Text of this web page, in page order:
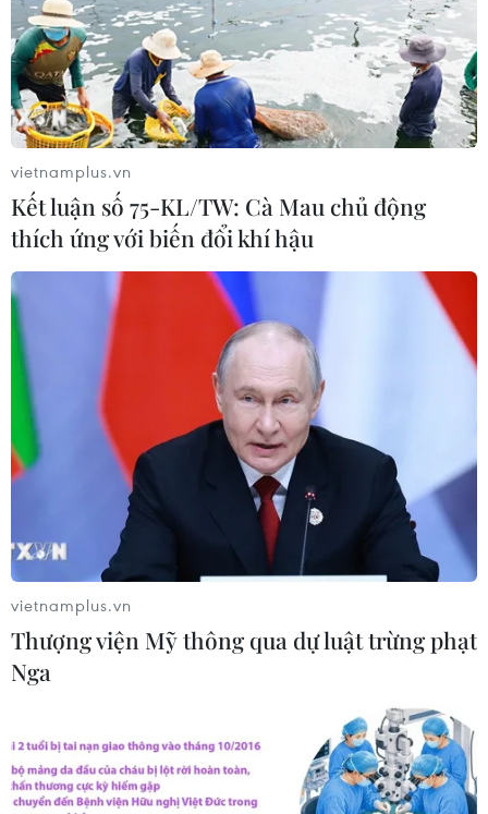
TIN CÙNG CHUYÊN MỤC
Trung Quốc nâng mức ứng phó khẩn
08/08/2026 07:10
vietnamplus.vn
Kết luận số 75-KL/TW: Cà Mau chủ động
thích ứng với biến đổi khí hậu
vietnamplus.vn
Thượng viện Mỹ thông qua dự luật trừng phạt
Nga